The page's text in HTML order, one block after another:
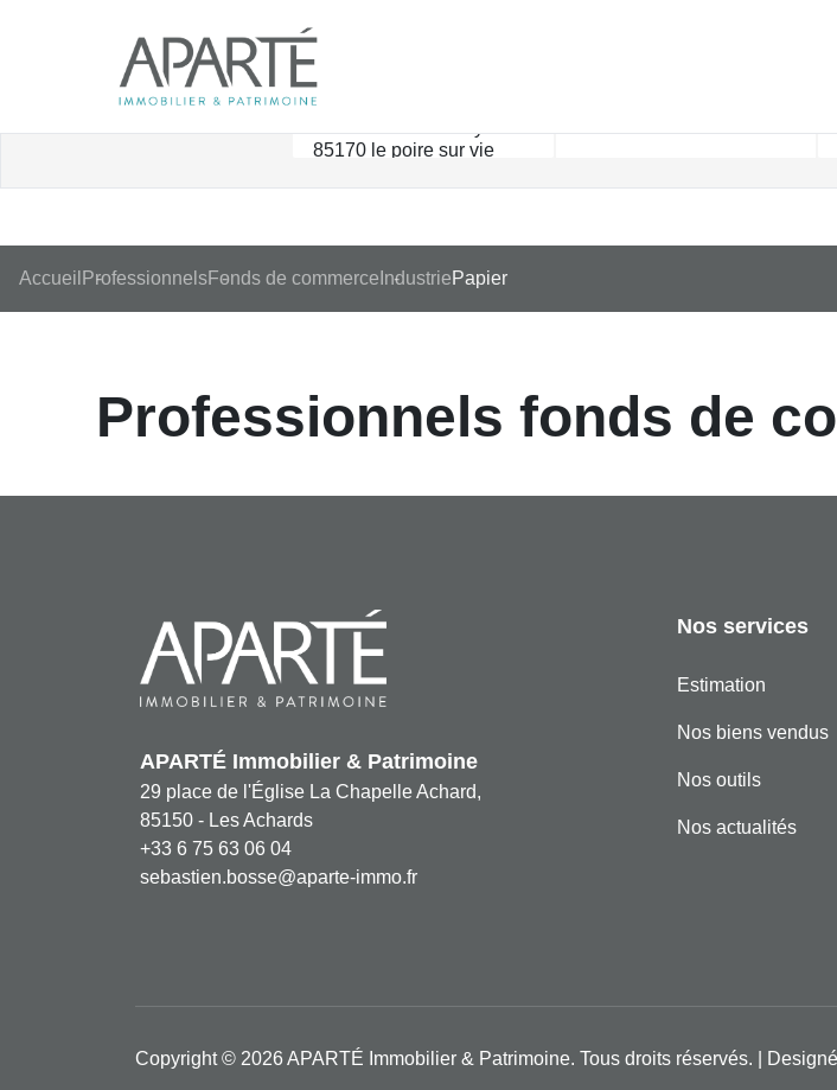
Accueil ProfessionnelsFonds de commerce IndustriePapier
Professionnels fonds de
APARTÉ Immobilier & Patrimoine
29 place de l'Église La Chapelle Achard,
85150 - Les Achards
+33 6 75 63 06 04
sebastien.bosse@aparte-immo.fr
Nos services
Estimation
Nos biens vendus
Nos outils
Nos actualités
Copyright © 2026 APARTÉ Immobilier & Patrimoine. Tous droits réservés. |